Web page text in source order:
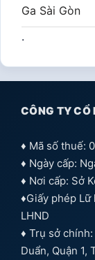
Ga Sài Gòn
.
CÔNG TY CỔ
♦ Mã số thuế:
♦ Ngày cấp:
♦ Nơi cấp: Sở
♦Giấy phép
LHND
♦ Trụ sở
Duẩn, Quận 1,